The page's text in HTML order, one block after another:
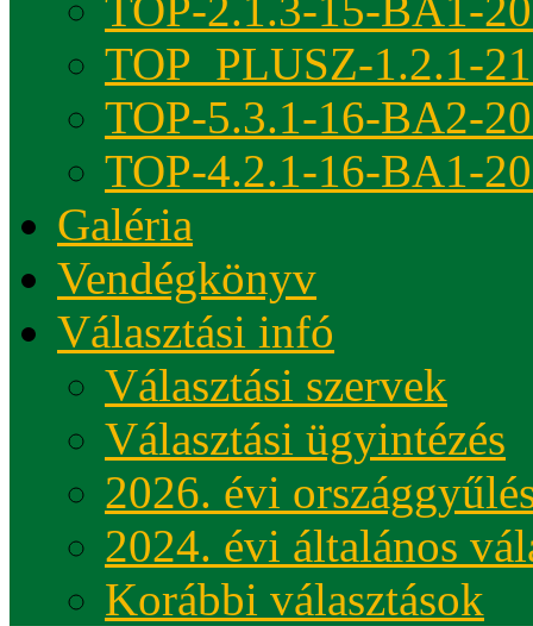
TOP_PLUSZ-1.2.1-
TOP-5.3.1-16-BA2-
TOP-4.2.1-16-BA1-
Galéria
Vendégkönyv
Választási infó
Választási szervek
Választási ügyintézés
2026. évi
2024. évi általános
Korábbi választások